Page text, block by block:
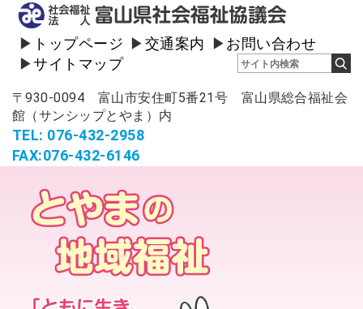
トップページ 交通案内
お問い合わせ
サイトマップ
〒930-0094 富山市安住町5番21号 富山県総合福祉会
館（サンシップとやま）内
TEL: 076-432-2958
FAX:076-432-6146